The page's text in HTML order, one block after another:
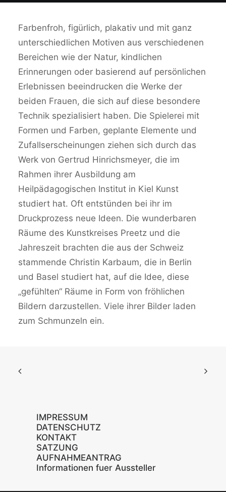
Farbenfroh, figürlich, plakativ und mit ganz
unterschiedlichen Motiven aus verschiedenen
Bereichen wie der Natur, kindlichen
Erinnerungen oder basierend auf persönlichen
Erlebnissen beeindrucken die Werke der
beiden Frauen, die sich auf diese besondere
Technik spezialisiert haben. Die Spielerei mit
Formen und Farben, geplante Elemente und
Zufallserscheinungen ziehen sich durch das
Werk von Gertrud Hinrichsmeyer, die im
Rahmen ihrer Ausbildung am
Heilpädagogischen Institut in Kiel Kunst
studiert hat. Oft entstünden bei ihr im
Druckprozess neue Ideen. Die wunderbaren
Räume des Kunstkreises Preetz und die
Jahreszeit brachten die aus der Schweiz
stammende Christin Karbaum, die in Berlin
und Basel studiert hat, auf die Idee, diese
„gefühlten“ Räume in Form von fröhlichen
Bildern darzustellen. Viele ihrer Bilder laden
zum Schmunzeln ein.
IMPRESSUM
DATENSCHUTZ
KONTAKT
SATZUNG
AUFNAHMEANTRAG
Informationen fuer Aussteller